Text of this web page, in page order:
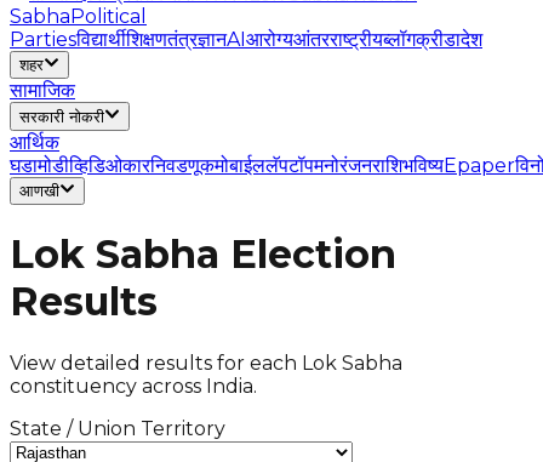
SabhaPolitical
Partiesविद्यार्थीशिक्षणतंत्रज्ञानAIआरोग्यआंतरराष्ट्रीयब्लॉगक्रीडादेश
शहर
सामाजिक
सरकारी नोकरी
आर्थिक
घडामोडीव्हिडिओकारनिवडणूकमोबाईललॅपटॉपमनोरंजनराशिभविष्यEpaper
आणखी
Lok Sabha Election
Results
View detailed results for each Lok Sabha
constituency across India.
State / Union Territory